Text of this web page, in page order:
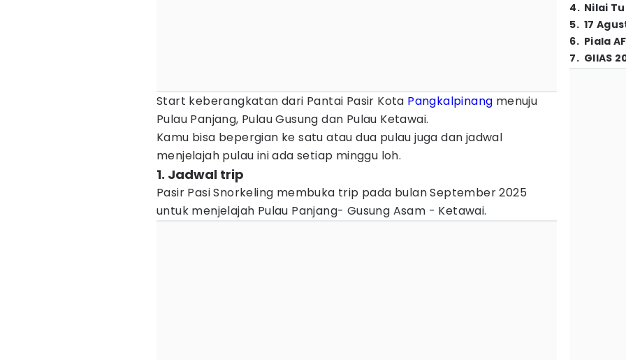
Start keberangkatan dari Pantai Pasir Kota Pangkalpinang menuju
Pulau Panjang, Pulau Gusung dan Pulau Ketawai.
Kamu bisa bepergian ke satu atau dua pulau juga dan jadwal
menjelajah pulau ini ada setiap minggu loh.
1. Jadwal trip
Pasir Pasi Snorkeling membuka trip pada bulan September 2025
untuk menjelajah Pulau Panjang- Gusung Asam - Ketawai.
4. Nilai
5. 17
6. Piala
7. GIIAS